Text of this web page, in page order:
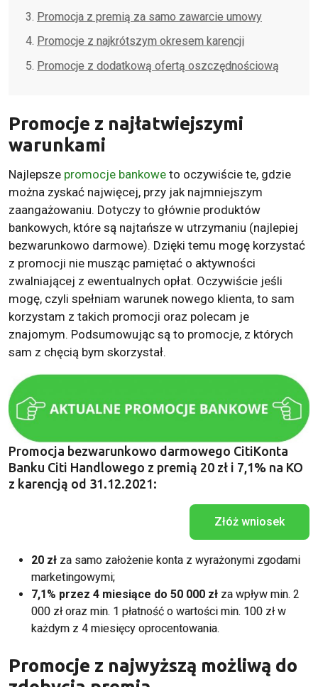
Promocja z premią za samo zawarcie umowy
Promocje z najkrótszym okresem karencji
Promocje z dodatkową ofertą oszczędnościową
Promocje z najłatwiejszymi
warunkami
Najlepsze promocje bankowe to oczywiście te, gdzie
można zyskać najwięcej, przy jak najmniejszym
zaangażowaniu. Dotyczy to głównie produktów
bankowych, które są najtańsze w utrzymaniu (najlepiej
bezwarunkowo darmowe). Dzięki temu mogę korzystać
z promocji nie musząc pamiętać o aktywności
zwalniającej z ewentualnych opłat. Oczywiście jeśli
mogę, czyli spełniam warunek nowego klienta, to sam
korzystam z takich promocji oraz polecam je
znajomym. Podsumowując są to promocje, z których
sam z chęcią bym skorzystał.
Promocja bezwarunkowo darmowego CitiKonta
Banku Citi Handlowego z premią 20 zł i 7,1% na KO
z karencją od 31.12.2021:
Złóż wniosek
20 zł za samo założenie konta z wyrażonymi zgodami
marketingowymi;
7,1% przez 4 miesiące do 50 000 zł za wpływ min. 2
000 zł oraz min. 1 płatność o wartości min. 100 zł w
każdym z 4 miesięcy oprocentowania.
Promocje z najwyższą możliwą do